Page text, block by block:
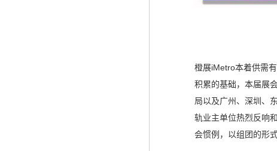
橙展iMetro本着供需
积累的基础，本届展
局以及广州、深圳、
轨业主单位热烈反响
会惯例，以组团的形